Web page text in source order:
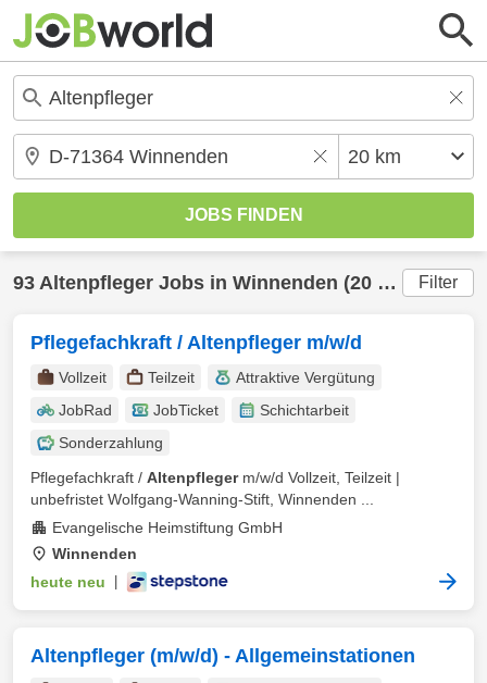
93 Altenpfleger Jobs in Winnenden (20 km) gefunden Filter
Pflegefachkraft / Altenpfleger m/w/d
Vollzeit Teilzeit
Attraktive Vergütung
JobRad
JobTicket
Schichtarbeit
Sonderzahlung
Pflegefachkraft / Altenpflegerm/w/d Vollzeit, Teilzeit |
unbefristet Wolfgang-Wanning-Stift, Winnenden ...
Evangelische Heimstiftung GmbH
Winnenden
heute neu
Altenpfleger (m/w/d) - Allgemeinstationen